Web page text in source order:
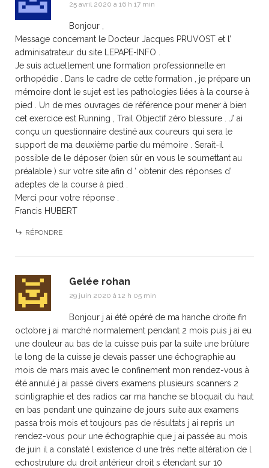
25 avril 2020 à 16 h 17 min
Bonjour ,
Message concernant le Docteur Jacques PRUVOST et l’
adminisatrateur du site LEPAPE-INFO .
Je suis actuellement une formation professionnelle en
orthopédie . Dans le cadre de cette formation , je prépare un
mémoire dont le sujet est les pathologies liées à la course à
pied . Un de mes ouvrages de référence pour mener à bien
cet exercice est Running , Trail Objectif zéro blessure . J’ ai
conçu un questionnaire destiné aux coureurs qui sera le
support de ma deuxième partie du mémoire . Serait-il
possible de le déposer (bien sûr en vous le soumettant au
préalable ) sur votre site afin d ‘ obtenir des réponses d’
adeptes de la course à pied .
Merci pour votre réponse .
Francis HUBERT
RÉPONDRE
Gelée rohan
29 juin 2020 à 12 h 05 min
Bonjour j ai été opéré de ma hanche droite fin
octobre j ai marché normalement pendant 2 mois puis j ai eu
une douleur au bas de la cuisse puis par la suite une brûlure
le long de la cuisse je devais passer une échographie au
mois de mars mais avec le confinement mon rendez-vous à
été annulé j ai passé divers examens plusieurs scanners 2
scintigraphie et des radios car ma hanche se bloquait du haut
en bas pendant une quinzaine de jours suite aux examens
passa trois mois et toujours pas de résultats j ai repris un
rendez-vous pour une échographie que j ai passée au mois
de juin il a constaté l existence d une très nette altération de l
echostruture du droit antérieur droit s étendant sur 10